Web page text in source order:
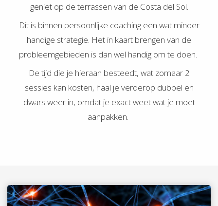
geniet op de terrassen van de Costa del Sol.
Dit is binnen persoonlijke coaching een wat minder
handige strategie. Het in kaart brengen van de
probleemgebieden is dan wel handig om te doen.
De tijd die je hieraan besteedt, wat zomaar 2
sessies kan kosten, haal je verderop dubbel en
dwars weer in, omdat je exact weet wat je moet
aanpakken.